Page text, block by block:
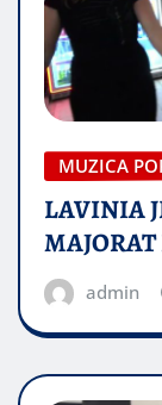
MUZICA
LAVINIA
admin